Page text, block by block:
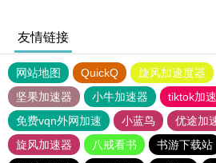
友情链接
网站地图 QuickQ 旋风加速度器
坚果加速器
小牛加速器 tiktok加
免费vqn外网加速
小蓝鸟 优途加
旋风加速器
八戒看书 书游下载站